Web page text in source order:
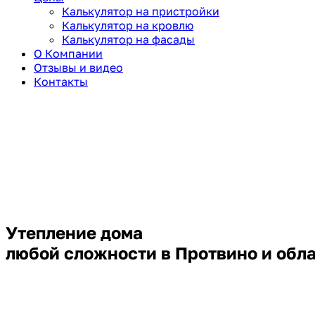
Калькулятор на пристройки
Калькулятор на кровлю
Калькулятор на фасады
О Компании
Отзывы и видео
Контакты
Утепление дома
любой сложности в Протвино и